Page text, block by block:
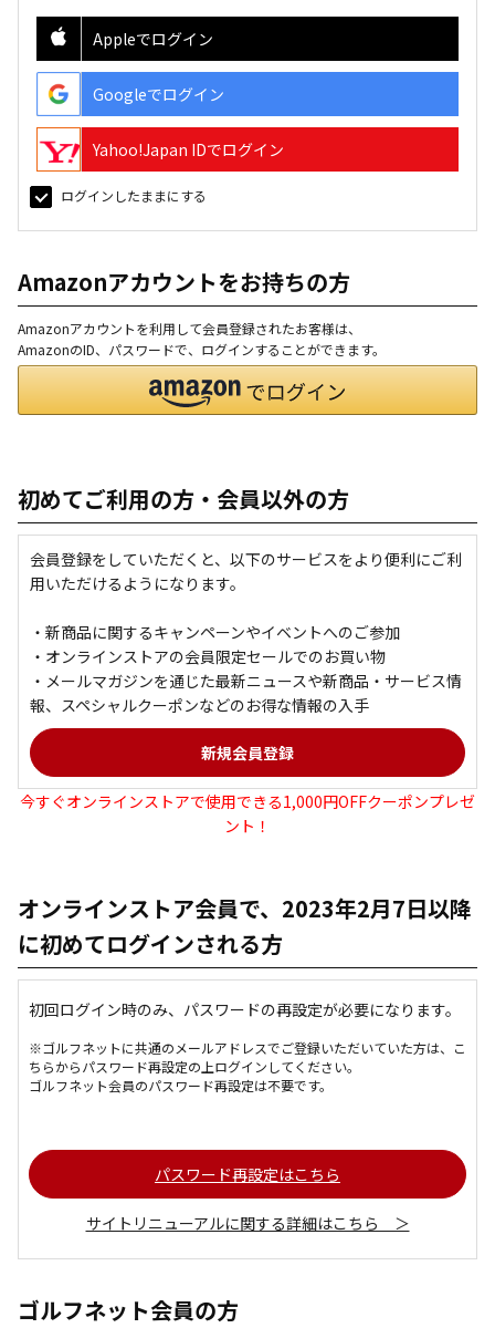
Appleでログイン
Googleでログイン
Yahoo!Japan IDでログイン
ログインしたままにする
Amazonアカウントをお持ちの方
Amazonアカウントを利用して会員登録されたお客様は、
AmazonのID、パスワードで、ログインすることができます。
初めてご利用の方・会員以外の方
会員登録をしていただくと、以下のサービスをより便利にご利
用いただけるようになります。
・新商品に関するキャンペーンやイベントへのご参加
・オンラインストアの会員限定セールでのお買い物
・メールマガジンを通じた最新ニュースや新商品・サービス情
報、スペシャルクーポンなどのお得な情報の入手
今すぐオンラインストアで使用できる1,000円OFFクーポンプレゼ
ント！
オンラインストア会員で、2023年2月7日以降
に初めてログインされる方
初回ログイン時のみ、パスワードの再設定が必要になります。
※ゴルフネットに共通のメールアドレスでご登録いただいていた方は、こ
ちらからパスワード再設定の上ログインしてください。
ゴルフネット会員のパスワード再設定は不要です。
パスワード再設定はこちら
サイトリニューアルに関する詳細はこちら ＞
ゴルフネット会員の方